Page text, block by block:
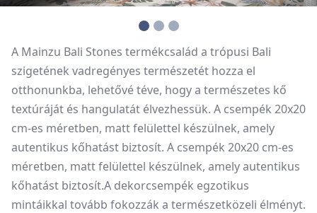
A Mainzu Bali Stones termékcsalád a trópusi Bali
szigetének vadregényes természetét hozza el
otthonunkba, lehetővé téve, hogy a természetes kő
textúráját és hangulatát élvezhessük. A csempék 20x20
cm-es méretben, matt felülettel készülnek, amely
autentikus kőhatást biztosít. A csempék 20x20 cm-es
méretben, matt felülettel készülnek, amely autentikus
kőhatást biztosít.A dekorcsempék egzotikus
mintáikkal tovább fokozzák a természetközeli élményt.​